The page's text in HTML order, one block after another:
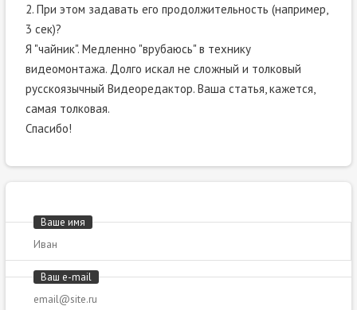
2. При этом задавать его продолжительность (например,
3 сек)?
Я "чайник". Медленно "врубаюсь" в технику
видеомонтажа. Долго искал не сложный и толковый
русскоязычный Видеоредактор. Ваша статья, кажется,
самая толковая.
Спасибо!
Ваше имя
Ваш e-mail